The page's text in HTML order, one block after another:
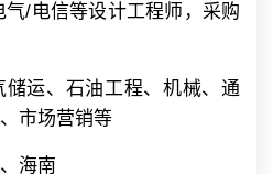
/电信等设计工程师，采购
运、石油工程、机械、通
市场营销等
海南